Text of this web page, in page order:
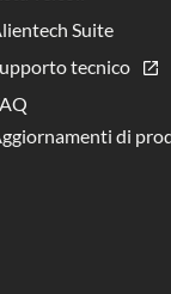
Suite
tecnico
di